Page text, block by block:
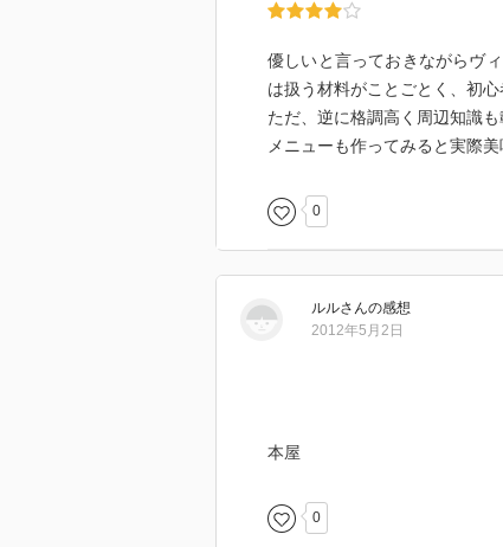
優しいと言っておきながらヴ
は扱う材料がことごとく、初心
ただ、逆に格調高く周辺知識
メニューも作ってみると実際
0
ルルさんの感想
2012年5月2日
本屋
0